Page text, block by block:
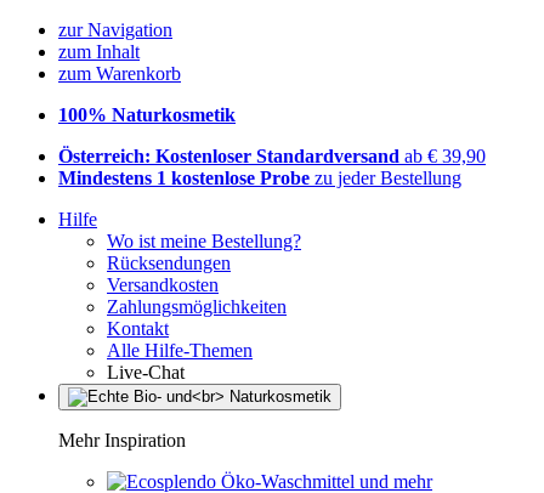
zur Navigation
zum Inhalt
zum Warenkorb
100% Naturkosmetik
Österreich: Kostenloser Standardversand ab € 39,90
Mindestens 1 kostenlose Probe zu jeder Bestellung
Hilfe
Wo ist meine Bestellung?
Rücksendungen
Versandkosten
Zahlungsmöglichkeiten
Kontakt
Alle Hilfe-Themen
Live-Chat
Mehr Inspiration
Öko-Waschmittel und mehr